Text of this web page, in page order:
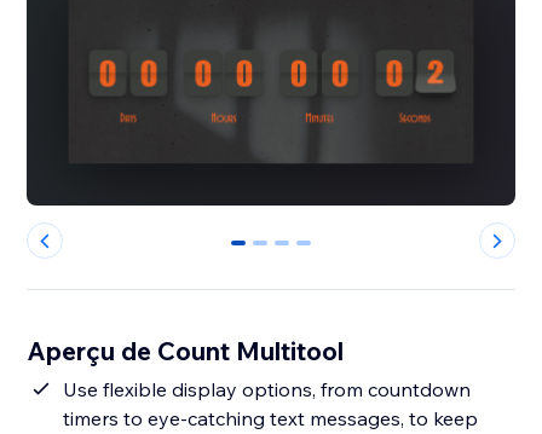
0 1 2 3
Aperçu de Count Multitool
Use flexible display options, from countdown
timers to eye-catching text messages, to keep